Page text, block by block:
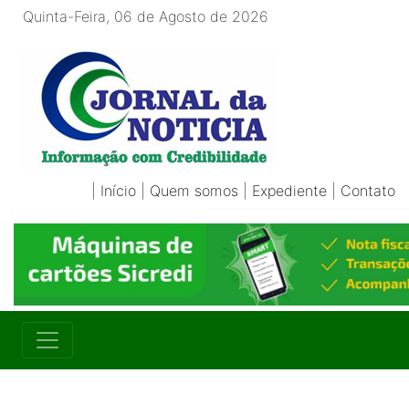
Quinta-Feira, 06 de Agosto de 2026
Início Quem somos Expediente Contato